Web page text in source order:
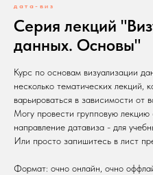
дата-виз
Серия лекций
данных. Основы"
Курс по основам визуализации
несколько тематических лекций,
варьироваться в зависимости от
Могу провести групповую
направление датавиза - для
Или просто запишитесь в лист
Формат: очно онлайн, очно